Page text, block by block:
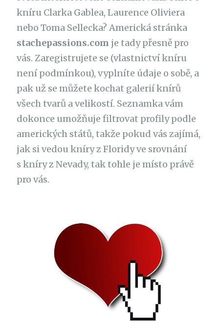
kníru Clarka Gablea, Laurence Oliviera
nebo Toma Sellecka? Americká stránka
stachepassions.com je tady přesně pro
vás. Zaregistrujete se (vlastnictví kníru
není podmínkou), vyplníte údaje o sobě, a
pak už se můžete kochat galerií knírů
všech tvarů a velikostí. Seznamka vám
dokonce umožňuje filtrovat profily podle
amerických států, takže pokud vás zajímá,
jak si vedou kníry z Floridy ve srovnání
s kníry z Nevady, tak tohle je místo právě
pro vás.